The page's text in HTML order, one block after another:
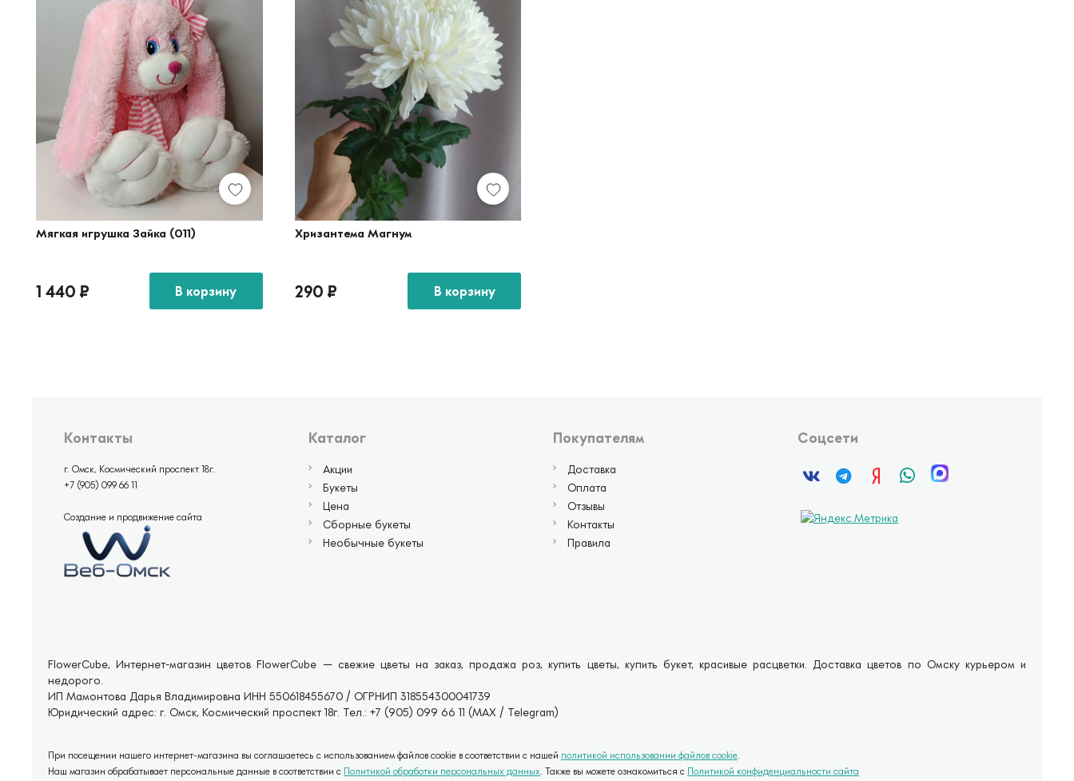
Мягкая игрушка Зайка (011)
1 440 ₽ В корзину
Хризантема Магнум
290 ₽ В корзину
Контакты
г. Омск, Космический проспект 18г.
+7 (905) 099 66 11
Создание и продвижение сайта
Каталог
Акции
Букеты
Цена
Сборные букеты
Необычные букеты
Покупателям
Доставка
Оплата
Отзывы
Контакты
Правила
Соцсети
FlowerCube, Интернет-магазин цветов FlowerCube — свежие цветы на заказ, продажа роз, купить цветы, купить букет, красивые расцветки. Доставка цветов по Омску курьером и
недорого.
ИП Мамонтова Дарья Владимировна ИНН 550618455670 / ОГРНИП 318554300041739
Юридический адрес: г. Омск, Космический проспект 18г. Тел.: +7 (905) 099 66 11 (MAX / Telegram)
При посещении нашего интернет-магазина вы соглашаетесь с использованием файлов cookie в соответствии с нашей политикой использовании файлов cookie.
Наш магазин обрабатывает персональные данные в соответствии с Политикой обработки персональных данных. Также вы можете ознакомиться с Политикой конфиденциальности сайта